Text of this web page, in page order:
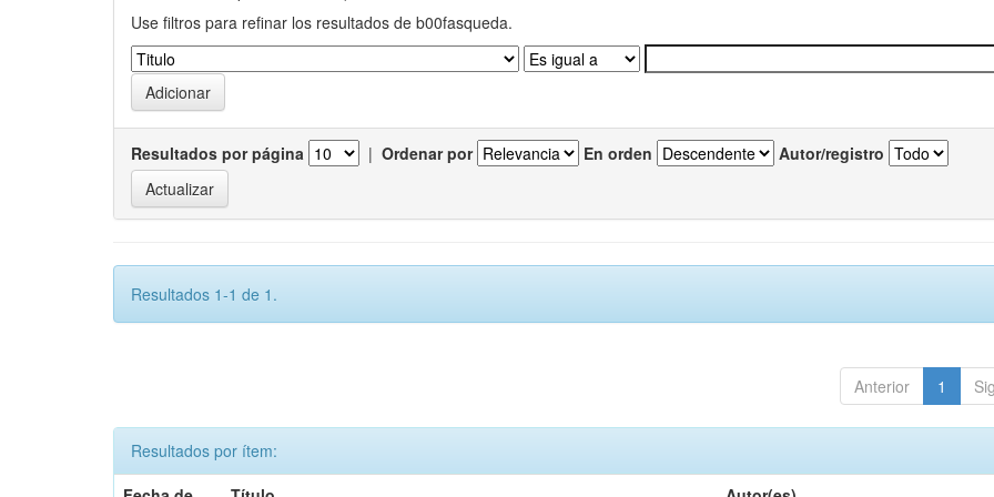
Use filtros para refinar los resultados de b00fasqueda.
Resultados por página | Ordenar por En orden Autor/registro
Resultados 1-1 de 1.
Anterior 1
Resultados por ítem: